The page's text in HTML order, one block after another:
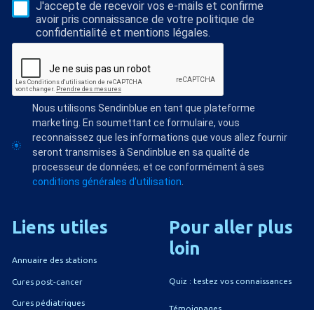
J'accepte de recevoir vos e-mails et confirme
avoir pris connaissance de votre politique de
confidentialité et mentions légales.
Nous utilisons Sendinblue en tant que plateforme
marketing. En soumettant ce formulaire, vous
reconnaissez que les informations que vous allez fournir
seront transmises à Sendinblue en sa qualité de
processeur de données; et ce conformément à ses
conditions générales d'utilisation.
Liens utiles
Annuaire des stations
Cures post-cancer
Cures pédiatriques
Pour aller plus
loin
Quiz : testez vos connaissances